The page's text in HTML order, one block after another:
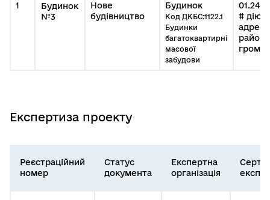
1
Будинок
№3
Нове
будівництво
Будинок
Код ДКБС:1122.1
Будинки
багатоквартирні
масової
забудови
#
район,
Експертиза проекту
Реєстраційний
номер
Статус
документа
Експертна
організація